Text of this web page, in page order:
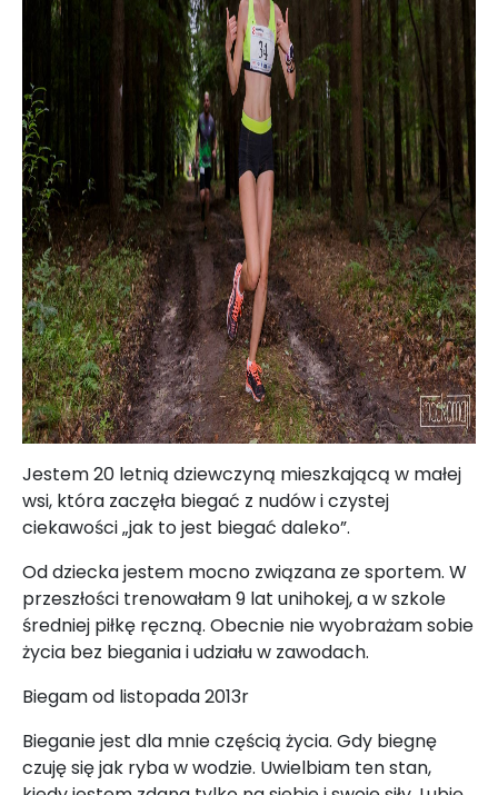
Jestem 20 letnią dziewczyną mieszkającą w małej
wsi, która zaczęła biegać z nudów i czystej
ciekawości „jak to jest biegać daleko”.
Od dziecka jestem mocno związana ze sportem. W
przeszłości trenowałam 9 lat unihokej, a w szkole
średniej piłkę ręczną. Obecnie nie wyobrażam sobie
życia bez biegania i udziału w zawodach.
Biegam od listopada 2013r
Bieganie jest dla mnie częścią życia. Gdy biegnę
czuję się jak ryba w wodzie. Uwielbiam ten stan,